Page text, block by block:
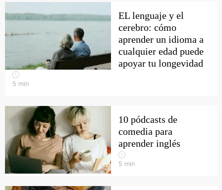
EL lenguaje y el
cerebro: cómo
aprender un idioma a
cualquier edad puede
apoyar tu longevidad
5 min
10 pódcasts de
comedia para
aprender inglés
5 min